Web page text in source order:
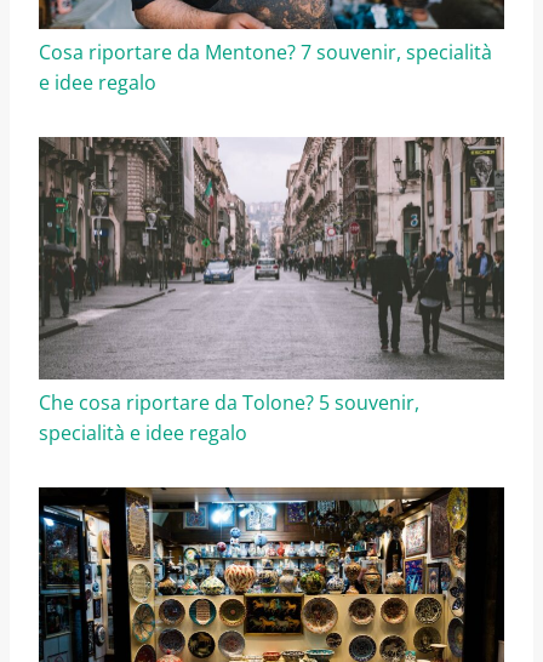
Cosa riportare da Mentone? 7 souvenir, specialità
e idee regalo
Che cosa riportare da Tolone? 5 souvenir,
specialità e idee regalo